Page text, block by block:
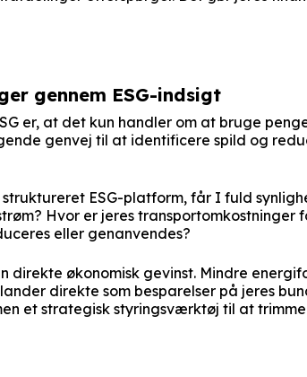
gennem ESG-indsigt
er, at det kun handler om at bruge
genvej til at identificere spild og
ESG-platform, får I fuld
Hvor er jeres transportomkostninger
eller genanvendes?
direkte økonomisk gevinst. Mindre
direkte som besparelser på jeres
et strategisk styringsværktøj til at